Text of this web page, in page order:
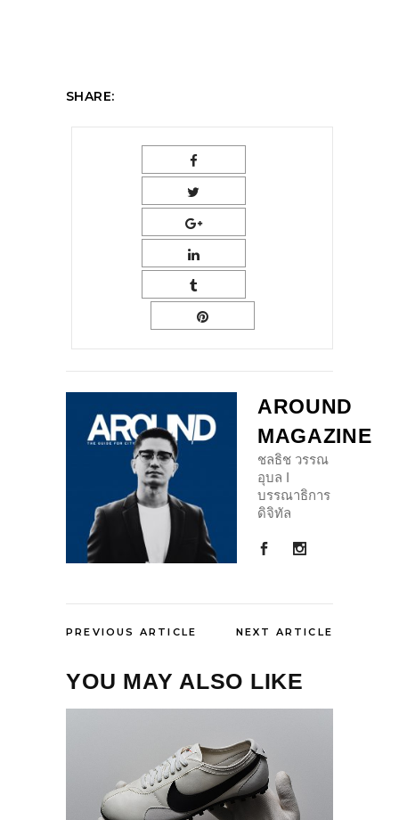
SHARE:
AROUND
MAGAZINE
ชลธิช วรรณ
อุบล I
บรรณาธิการ
ดิจิทัล
PREVIOUS ARTICLE NEXT ARTICLE
YOU MAY ALSO LIKE